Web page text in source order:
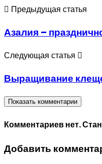
Предыдущая статья
Азалия –
Следующая статья
Выращивание
Показать комментарии
Комментариев нет.
Добавить